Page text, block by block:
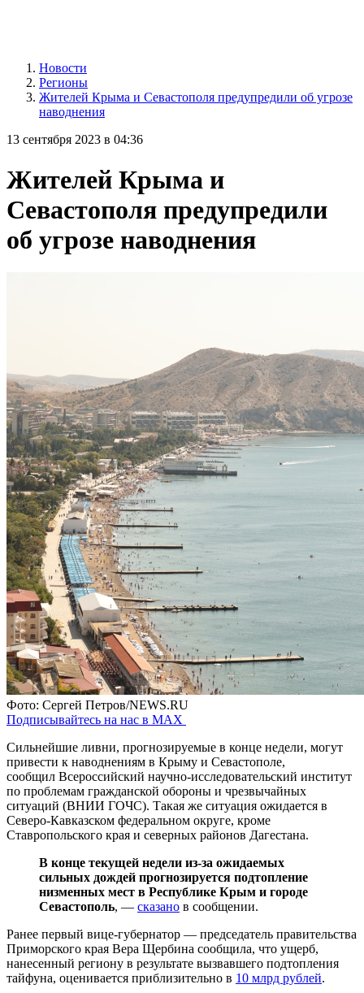
Новости
Регионы
Жителей Крыма и Севастополя предупредили об угрозе
наводнения
13 сентября 2023 в 04:36
Жителей Крыма и
Севастополя предупредили
об угрозе наводнения
Фото: Сергей Петров/NEWS.RU
Подписывайтесь на нас в MAX
Сильнейшие ливни, прогнозируемые в конце недели, могут
привести к наводнениям в Крыму и Севастополе,
сообщил Всероссийский научно-исследовательский институт
по проблемам гражданской обороны и чрезвычайных
ситуаций (ВНИИ ГОЧС). Такая же ситуация ожидается в
Северо-Кавказском федеральном округе, кроме
Ставропольского края и северных районов Дагестана.
В конце текущей недели из-за ожидаемых
сильных дождей прогнозируется подтопление
низменных мест в Республике Крым и городе
Севастополь, — сказано в сообщении.
Ранее первый вице-губернатор — председатель правительства
Приморского края Вера Щербина сообщила, что ущерб,
нанесенный региону в результате вызвавшего подтопления
тайфуна, оценивается приблизительно в 10 млрд рублей.